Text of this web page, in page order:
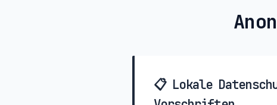
📋 Lokale